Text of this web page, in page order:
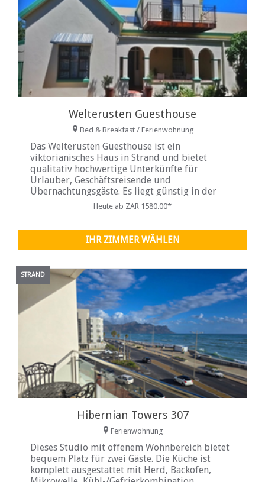
Welterusten Guesthouse
Bed & Breakfast / Ferienwohnung
Das Welterusten Guesthouse ist ein
viktorianisches Haus in Strand und bietet
qualitativ hochwertige Unterkünfte für
Urlauber, Geschäftsreisende und
Übernachtungsgäste. Es liegt günstig in der
Nähe zahlreicherHeute ab ZAR 1580.00*
IHR ZIMMER WÄHLEN
STRAND
Hibernian Towers 307
Ferienwohnung
Dieses Studio mit offenem Wohnbereich bietet
bequem Platz für zwei Gäste. Die Küche ist
komplett ausgestattet mit Herd, Backofen,